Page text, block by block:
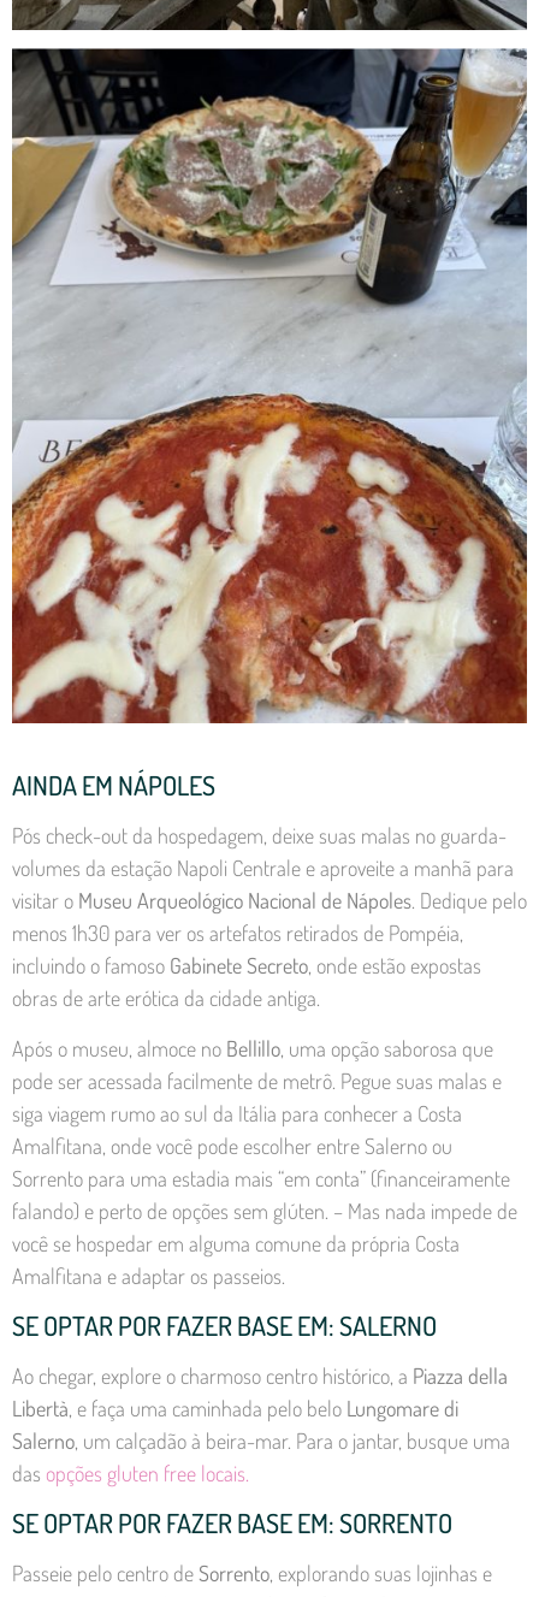
AINDA EM NÁPOLES
Pós check-out da hospedagem, deixe suas malas no guarda-
volumes da estação Napoli Centrale e aproveite a manhã para
visitar o Museu Arqueológico Nacional de Nápoles. Dedique pelo
menos 1h30 para ver os artefatos retirados de Pompéia,
incluindo o famoso Gabinete Secreto, onde estão expostas
obras de arte erótica da cidade antiga.
Após o museu, almoce no Bellillo, uma opção saborosa que
pode ser acessada facilmente de metrô. Pegue suas malas e
siga viagem rumo ao sul da Itália para conhecer a Costa
Amalfitana, onde você pode escolher entre Salerno ou
Sorrento para uma estadia mais “em conta” (financeiramente
falando) e perto de opções sem glúten. – Mas nada impede de
você se hospedar em alguma comune da própria Costa
Amalfitana e adaptar os passeios.
SE OPTAR POR FAZER BASE EM: SALERNO
Ao chegar, explore o charmoso centro histórico, a Piazza della
Libertà, e faça uma caminhada pelo belo Lungomare di
Salerno, um calçadão à beira-mar. Para o jantar, busque uma
das opções gluten free locais.
SE OPTAR POR FAZER BASE EM: SORRENTO
Passeie pelo centro deSorrento, explorando suas lojinhas e